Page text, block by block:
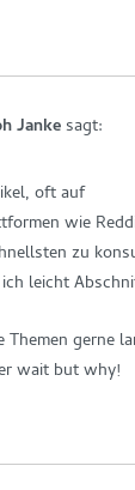
Jankesagt:
oft auf
wie
zu
leicht
Themen gerne
wait but why!